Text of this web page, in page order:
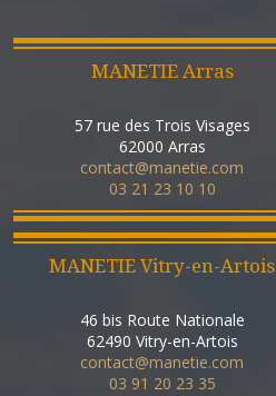
MANETIE Arras
57 rue des Trois Visages
62000 Arras
contact@manetie.com
03 21 23 10 10
MANETIE Vitry-en-Artois
46 bis Route Nationale
62490 Vitry-en-Artois
contact@manetie.com
03 91 20 23 35